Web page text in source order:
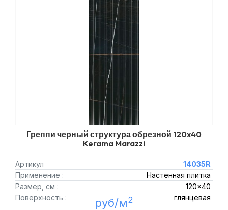
Греппи черный структура обрезной 120x40
Kerama Marazzi
Артикул
14035R
Применение :
Настенная плитка
Размер, см :
120x40
Поверхность :
глянцевая
руб/м2